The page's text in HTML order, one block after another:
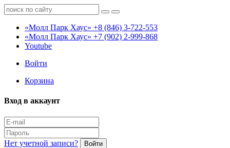
«Молл Парк Хаус» +8 (846) 3-722-553
«Молл Парк Хаус» +7 (902) 2-999-868
Youtube
Войти
Корзина
Вход в аккаунт
Нет учетной записи? Войти